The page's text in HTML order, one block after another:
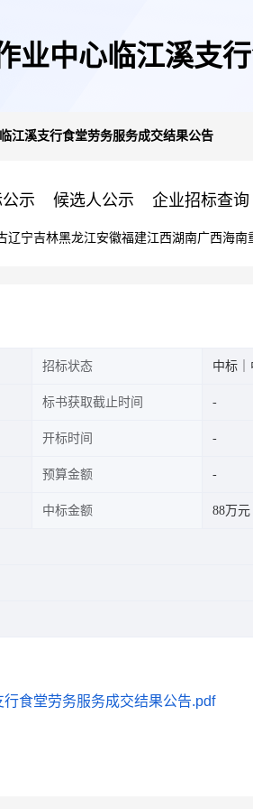
业中心临江溪支
江溪支行食堂劳务服务成交结果公告
示 候选人公示 企业招标查询
辽宁吉林黑龙江安徽福建江西湖南广西海南
招标状态 中标｜
标书获取截止时间
开标时间
预算金额
中标金额 88万元
食堂劳务服务成交结果公告.pdf